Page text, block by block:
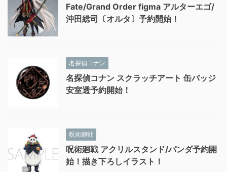
Fate/Grand Order figma アルターエゴ/
沖田総司〔オルタ〕予約開始！
名探偵コナン
名探偵コナン スクラッチアート 缶バッジ
安室透予約開始！
呪術廻戦
呪術廻戦 アクリルスタンド/パンダ予約開
始！描き下ろしイラスト！